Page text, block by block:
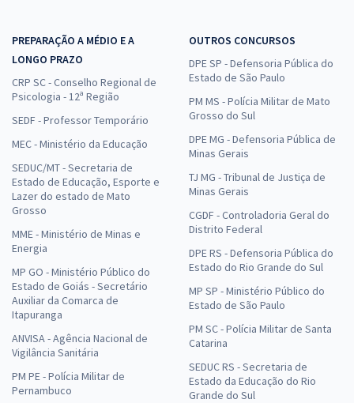
PREPARAÇÃO A MÉDIO E A
LONGO PRAZO
CRP SC - Conselho Regional de
Psicologia - 12ª Região
SEDF - Professor Temporário
MEC - Ministério da Educação
SEDUC/MT - Secretaria de
Estado de Educação, Esporte e
Lazer do estado de Mato
Grosso
MME - Ministério de Minas e
Energia
MP GO - Ministério Público do
Estado de Goiás - Secretário
Auxiliar da Comarca de
Itapuranga
ANVISA - Agência Nacional de
Vigilância Sanitária
PM PE - Polícia Militar de
Pernambuco
OUTROS CONCURSOS
DPE SP - Defensoria Pública do
Estado de São Paulo
PM MS - Polícia Militar de Mato
Grosso do Sul
DPE MG - Defensoria Pública de
Minas Gerais
TJ MG - Tribunal de Justiça de
Minas Gerais
CGDF - Controladoria Geral do
Distrito Federal
DPE RS - Defensoria Pública do
Estado do Rio Grande do Sul
MP SP - Ministério Público do
Estado de São Paulo
PM SC - Polícia Militar de Santa
Catarina
SEDUC RS - Secretaria de
Estado da Educação do Rio
Grande do Sul